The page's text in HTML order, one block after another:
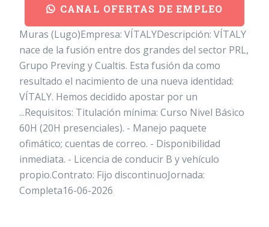
CANAL OFERTAS DE EMPLEO
Muras (Lugo)Empresa: VÍTALYDescripción: VÍTALY
nace de la fusión entre dos grandes del sector PRL,
Grupo Preving y Cualtis. Esta fusión da como
resultado el nacimiento de una nueva identidad:
VÍTALY. Hemos decidido apostar por un
...Requisitos: Titulación mínima: Curso Nivel Básico
60H (20H presenciales). - Manejo paquete
ofimático; cuentas de correo. - Disponibilidad
inmediata. - Licencia de conducir B y vehículo
propio.Contrato: Fijo discontinuoJornada:
Completa16-06-2026